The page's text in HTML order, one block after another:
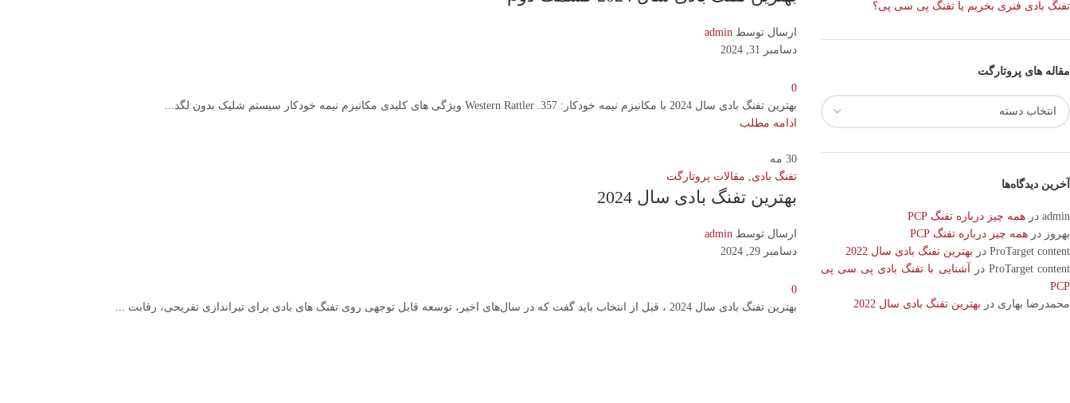
تفنگ بادی فنری بخریم یا تفنگ پی سی پی؟
مقاله های پروتارگت
آخرین دیدگاه‌ها
admin در همه چیز درباره تفنگ PCP
بهروز در همه چیز درباره تفنگ PCP
ProTarget content در بهترین تفنگ بادی سال 2022
ProTarget content در
آشنایی با تفنگ بادی پی سی پی
PCP
محمدرضا بهاری در بهترین تفنگ بادی سال 2022
ارسال توسط admin
دسامبر 31, 2024
0
بهترین تفنگ بادی سال 2024 با مکانیزم نیمه خودکار: Western Rattler .357 ویژگی های کلیدی مکانیزم نیمه خودکار سیستم شلیک بدون لگد...
ادامه مطلب
30 مه
تفنگ بادی, مقالات پروتارگت
بهترین تفنگ بادی سال 2024
ارسال توسط admin
دسامبر 29, 2024
0
بهترین تفنگ بادی سال 2024 ، قبل از انتخاب باید گفت که در سال‌های اخیر، توسعه قابل توجهی روی تفنگ های بادی برای تیراندازی تفریحی، رقابت ...